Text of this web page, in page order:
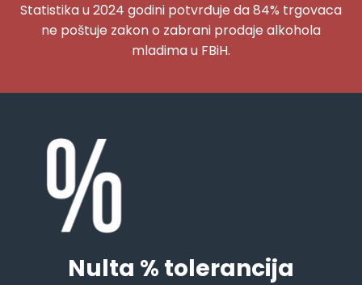
Statistika u 2024 godini potvrđuje da 84% trgovaca
ne poštuje zakon o zabrani prodaje alkohola
mladima u FBiH.
Nulta % tolerancija